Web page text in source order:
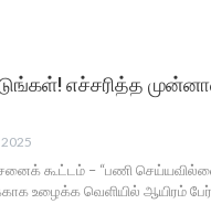
எச்சரித்த
கூட்டம் – “பணி
உழைக்க வெளியில் ஆயிரம் பேர்